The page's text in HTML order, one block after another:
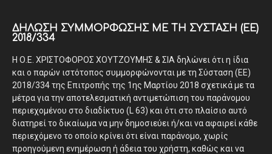
ΔΉΛΩΣΗ ΣΥΜΜΌΡΦΩΣΗΣ ΜΕ ΤΗ ΣΎΣΤΑΣΗ (ΕΕ)
2018/334
Η Ο.Ε. ΧΡΙΣΤΟΦΟΡΟΣ ΧΟΥΤΖΟΥΜΗΣ & ΣΙΑ δηλώνει ότι η ίδια
και ο παρών ιστότοπος συμμορφώνονται με τη Σύσταση (ΕΕ)
2018/334 της Επιτροπής της 1ης Μαρτίου 2018 σχετικά με τα
μέτρα για την αποτελεσματική αντιμετώπιση του παράνομου
περιεχομένου στο διαδίκτυο (L 63) και ότι στο πλαίσιο αυτό
διατηρεί το δικαίωμα να μην δημοσιεύει ή/και να αφαιρεί κάθε
περιεχόμενο το οποίο κρίνει ότι είναι παράνομο, χωρίς
προηγούμενη ενημέρωση ή άδεια του χρήστη, καθώς και να